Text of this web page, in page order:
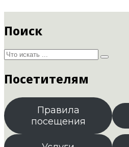
Поиск
Посетителям
Правила
посещения